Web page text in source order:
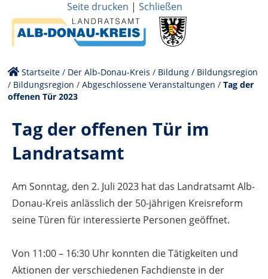
Seite drucken | Schließen
Startseite / Der Alb-Donau-Kreis / Bildung / Bildungsregion
/ Bildungsregion /Abgeschlossene Veranstaltungen /Tag der
offenen Tür 2023
Tag der offenen Tür im
Landratsamt
Am Sonntag, den 2. Juli 2023 hat das Landratsamt Alb-
Donau-Kreis anlässlich der 50-jährigen Kreisreform
seine Türen für interessierte Personen geöffnet.
Von 11:00 – 16:30 Uhr konnten die Tätigkeiten und
Aktionen der verschiedenen Fachdienste in der